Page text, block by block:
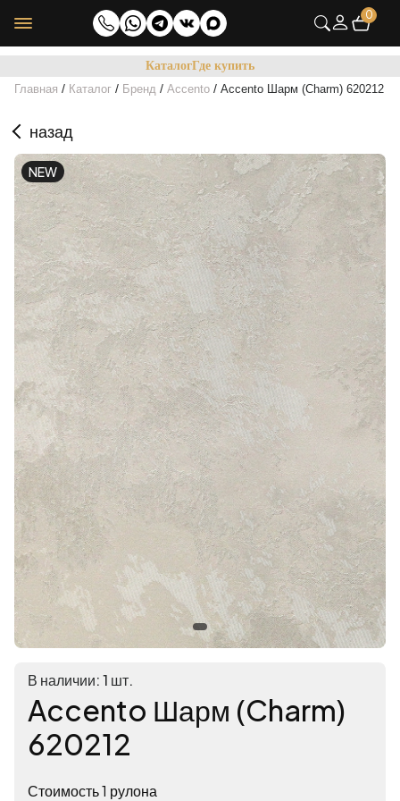
0
КаталогГде купить
Главная / Каталог / Бренд / Accento / Accento Шарм (Charm) 620212
назад
NEW
В наличии: 1 шт.
Accento Шарм (Charm)
620212
Стоимость 1 рулона